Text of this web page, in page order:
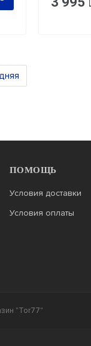
ПОМОЩЬ
Условия доставки
Условия оплаты
"Tor77"